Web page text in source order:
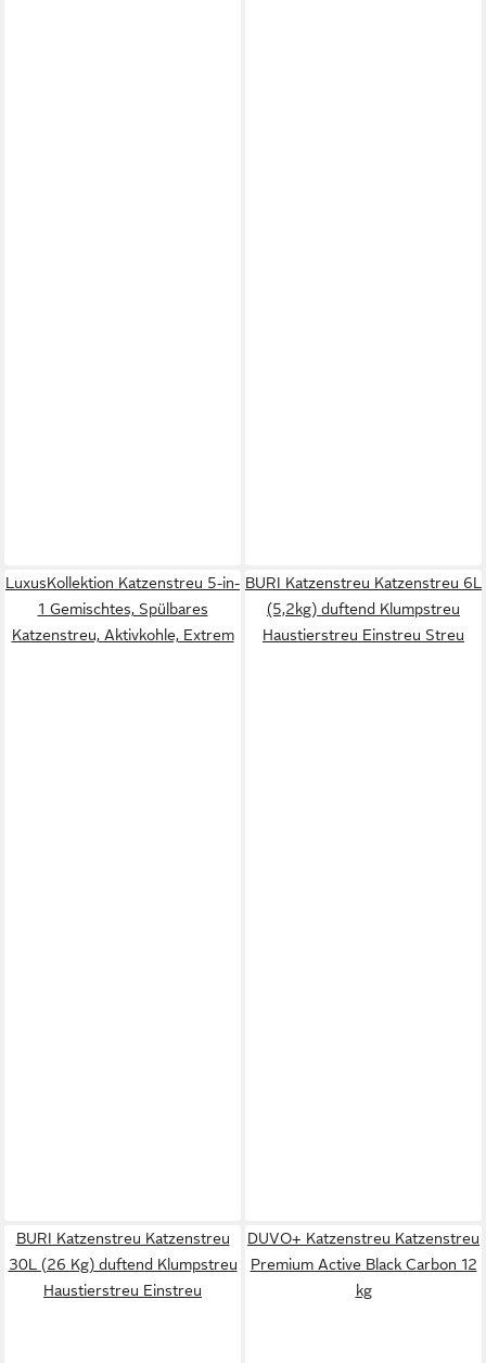
LuxusKollektion Katzenstreu 5-in-
1 Gemischtes, Spülbares
Katzenstreu, Aktivkohle, Extrem
BURI Katzenstreu Katzenstreu 6L
(5,2kg) duftend Klumpstreu
Haustierstreu Einstreu Streu
BURI Katzenstreu Katzenstreu
30L (26 Kg) duftend Klumpstreu
Haustierstreu Einstreu
DUVO+ Katzenstreu Katzenstreu
Premium Active Black Carbon 12
kg